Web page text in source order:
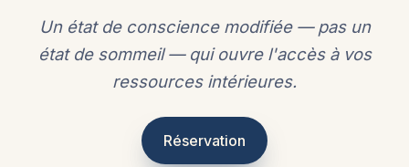
Un état de conscience modifiée — pas un
état de sommeil — qui ouvre l'accès à vos
ressources intérieures.
Réservation